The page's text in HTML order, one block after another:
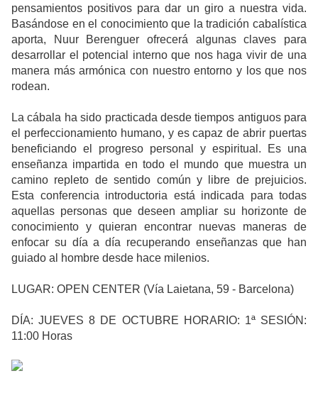
pensamientos positivos para dar un giro a nuestra vida.
Basándose en el conocimiento que la tradición cabalística
aporta, Nuur Berenguer ofrecerá algunas claves para
desarrollar el potencial interno que nos haga vivir de una
manera más armónica con nuestro entorno y los que nos
rodean.
La cábala ha sido practicada desde tiempos antiguos para
el perfeccionamiento humano, y es capaz de abrir puertas
beneficiando el progreso personal y espiritual. Es una
enseñanza impartida en todo el mundo que muestra un
camino repleto de sentido común y libre de prejuicios.
Esta conferencia introductoria está indicada para todas
aquellas personas que deseen ampliar su horizonte de
conocimiento y quieran encontrar nuevas maneras de
enfocar su día a día recuperando enseñanzas que han
guiado al hombre desde hace milenios.
LUGAR: OPEN CENTER (Vía Laietana, 59 - Barcelona)
DÍA: JUEVES 8 DE OCTUBRE HORARIO: 1ª SESIÓN:
11:00 Horas